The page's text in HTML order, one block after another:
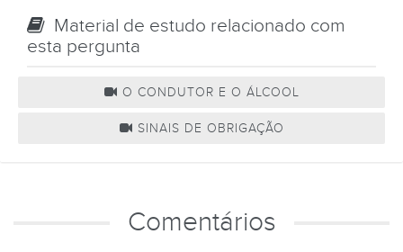
Material de estudo relacionado com
esta pergunta
O CONDUTOR E O ÁLCOOL
SINAIS DE OBRIGAÇÃO
Comentários